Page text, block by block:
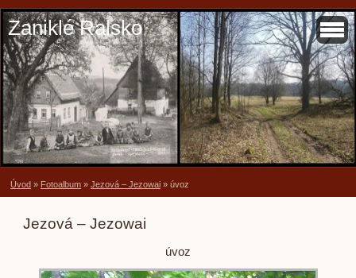
Zaniklé Ralsko
Úvod » Fotoalbum » Jezová – Jezowai » úvoz
Jezová – Jezowai
úvoz